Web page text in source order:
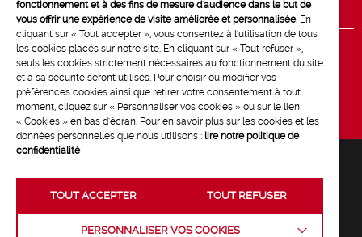
Crédits :La Jungle
fonctionnement et à des fins de mesure d'audience dans le but de
vous offrir une expérience de visite améliorée et personnalisée. En
cliquant sur « Tout accepter », vous consentez à l'utilisation de tous
les cookies placés sur notre site. En cliquant sur « Tout refuser »,
seuls les cookies strictement nécessaires au fonctionnement du site
et à sa sécurité seront utilisés. Pour choisir ou modifier vos
préférences cookies ainsi que retirer votre consentement à tout
moment, cliquez sur « Personnaliser vos cookies » ou sur le lien
« Cookies » en bas d'écran. Pour en savoir plus sur les cookies et les
données personnelles que nous utilisons : lire notre politique de
confidentialité
TOUT ACCEPTER TOUT REFUSER
PERSONNALISER VOS COOKIES